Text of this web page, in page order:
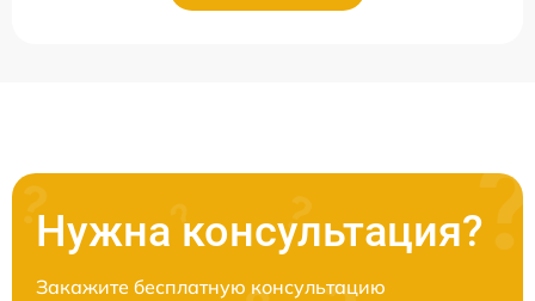
Нужна консультация?
Закажите бесплатную консультацию